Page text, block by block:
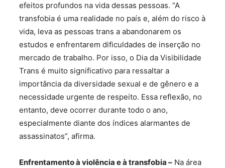
efeitos profundos na vida dessas pessoas. “A
transfobia é uma realidade no país e, além do risco à
vida, leva as pessoas trans a abandonarem os
estudos e enfrentarem dificuldades de inserção no
mercado de trabalho. Por isso, o Dia da Visibilidade
Trans é muito significativo para ressaltar a
importância da diversidade sexual e de gênero e a
necessidade urgente de respeito. Essa reflexão, no
entanto, deve ocorrer durante todo o ano,
especialmente diante dos índices alarmantes de
assassinatos”, afirma.
Enfrentamento à violência e à transfobia –Na área